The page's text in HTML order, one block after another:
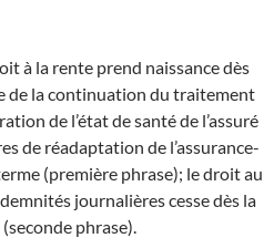
à la rente prend naissance dès
de la continuation du traitement
de l’état de santé de l’assuré
de réadaptation de l’assurance-
(première phrase); le droit au
journalières cesse dès la
phrase).